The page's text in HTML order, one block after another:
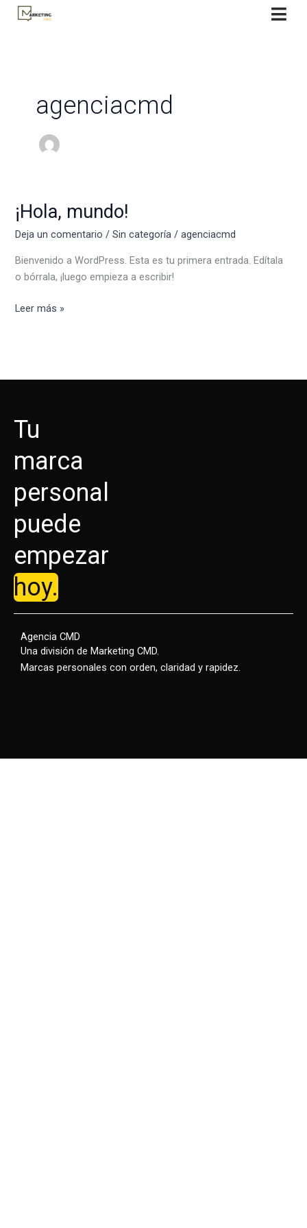
agenciacmd
¡Hola, mundo!
Deja un comentario /Sin categoría /agenciacmd
Bienvenido a WordPress. Esta es tu primera entrada. Edítala
o bórrala, ¡luego empieza a escribir!
¡Hola,
mundo!
Leer más »
Tu
marca
personal
puede
empezar
hoy.
Agencia CMD
Una división de Marketing CMD.
Marcas personales con orden, claridad y rapidez.